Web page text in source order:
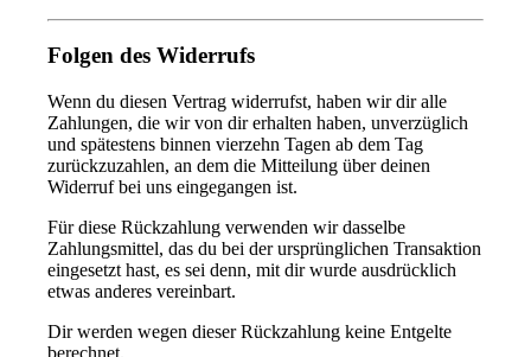
Folgen des Widerrufs
Wenn du diesen Vertrag widerrufst, haben wir dir alle
Zahlungen, die wir von dir erhalten haben, unverzüglich
und spätestens binnen vierzehn Tagen ab dem Tag
zurückzuzahlen, an dem die Mitteilung über deinen
Widerruf bei uns eingegangen ist.
Für diese Rückzahlung verwenden wir dasselbe
Zahlungsmittel, das du bei der ursprünglichen Transaktion
eingesetzt hast, es sei denn, mit dir wurde ausdrücklich
etwas anderes vereinbart.
Dir werden wegen dieser Rückzahlung keine Entgelte